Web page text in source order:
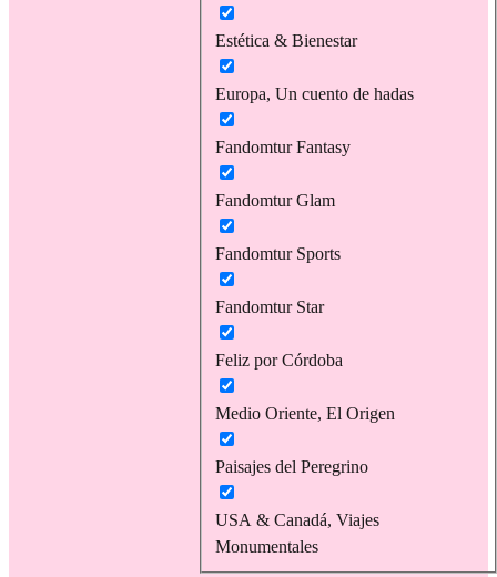
Estética & Bienestar
Europa, Un cuento de hadas
Fandomtur Fantasy
Fandomtur Glam
Fandomtur Sports
Fandomtur Star
Feliz por Córdoba
Medio Oriente, El Origen
Paisajes del Peregrino
USA & Canadá, Viajes
Monumentales